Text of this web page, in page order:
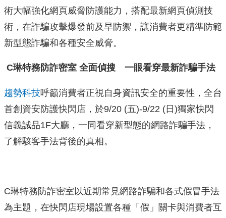
術大幅強化網頁威脅防護能力，搭配最新網頁偵測技
術，在詐騙攻擊爆發前及早防禦，讓消費者更精準防範
新型態詐騙和各種安全威脅。
C琳特務防詐密室 全面偵搜 一眼看穿最新詐騙手法
趨勢科技呼籲消費者正視自身資訊安全的重要性，全台
首創資安防護快閃店，於9/20 (五)-9/22 (日)獨家快閃
信義誠品1F大廳，一同看穿新型態的網路詐騙手法，
了解駭客手法背後的真相。
C琳特務防詐密室以近期常見網路詐騙和各式假冒手法
為主題，在快閃店現場設置各種「假」關卡與消費者互